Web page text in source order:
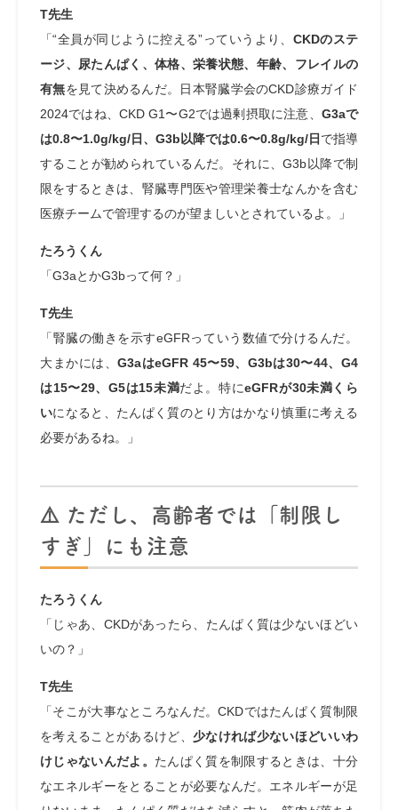
T先生
「“全員が同じように控える”っていうより、 CKDのステ
ージ、尿たんぱく、体格、栄養状態、年齢、フレイルの
有無を見て決めるんだ。日本腎臓学会のCKD診療ガイド
2024ではね、CKD G1〜G2では過剰摂取に注意、 G3aで
は0.8〜1.0g/kg/日、G3b以降では0.6〜0.8g/kg/日 で指導
することが勧められているんだ。それに、G3b以降で制
限をするときは、腎臓専門医や管理栄養士なんかを含む
医療チームで管理するのが望ましいとされているよ。」
たろうくん
「G3aとかG3bって何？」
T先生
「腎臓の働きを示すeGFRっていう数値で分けるんだ。
大まかには、G3aはeGFR 45〜59、G3bは30〜44、G4
は15〜29、G5は15未満だよ。特にeGFRが30未満くら
いになると、たんぱく質のとり方はかなり慎重に考える
必要があるね。」
⚠️ ただし、高齢者では「制限し
すぎ」にも注意
たろうくん
「じゃあ、CKDがあったら、たんぱく質は少ないほどい
いの？」
T先生
「そこが大事なところなんだ。CKDではたんぱく質制限
を考えることがあるけど、 少なければ少ないほどいいわ
けじゃないんだよ。 たんぱく質を制限するときは、十分
なエネルギーをとることが必要なんだ。エネルギーが足